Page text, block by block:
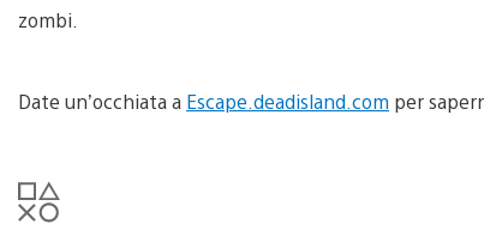
zombi.
Date un’occhiata a Escape.deadisland.com per